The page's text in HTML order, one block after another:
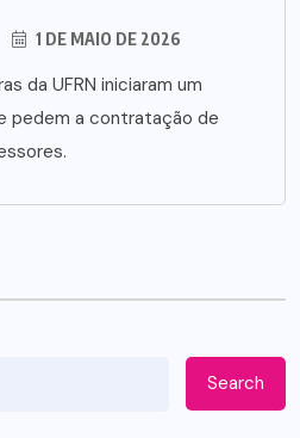
1 DE MAIO DE 2026
da UFRN iniciaram um
pedem a contratação de
Search